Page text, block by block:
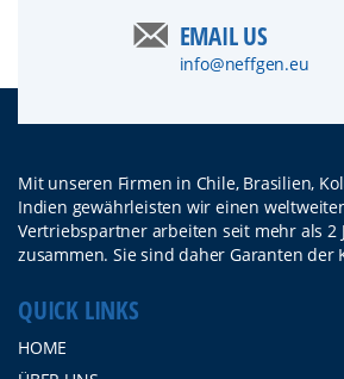
EMAIL US
info@neffgen.eu
Mit unseren Firmen in Chile, Brasilien,
Indien gewährleisten wir einen
Vertriebspartner arbeiten seit mehr als 2
zusammen. Sie sind daher Garanten der
QUICK LINKS
HOME